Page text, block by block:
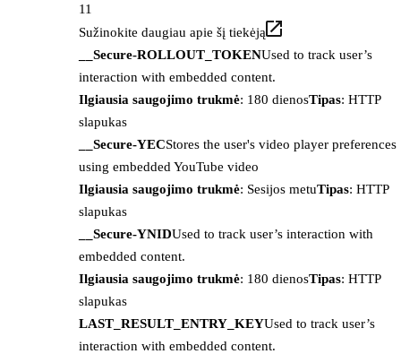
11
Sužinokite daugiau apie šį tiekėją
__Secure-ROLLOUT_TOKENUsed to track user’s
interaction with embedded content.
Ilgiausia saugojimo trukmė: 180 dienosTipas: HTTP
slapukas
__Secure-YECStores the user's video player preferences
using embedded YouTube video
Ilgiausia saugojimo trukmė: Sesijos metuTipas: HTTP
slapukas
__Secure-YNIDUsed to track user’s interaction with
embedded content.
Ilgiausia saugojimo trukmė: 180 dienosTipas: HTTP
slapukas
LAST_RESULT_ENTRY_KEYUsed to track user’s
interaction with embedded content.